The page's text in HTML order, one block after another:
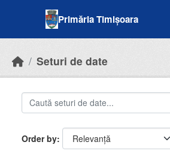
Primăria Timișoara
Seturi de date
Order by